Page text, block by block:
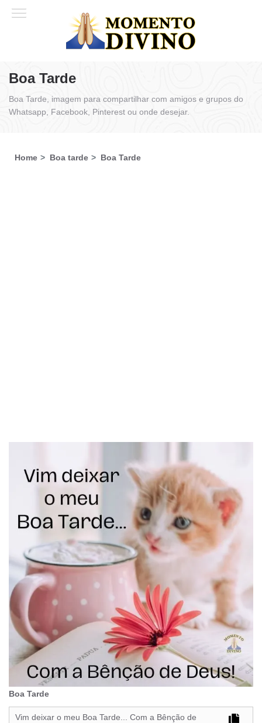
Boa Tarde
Boa Tarde, imagem para compartilhar com amigos e grupos do
Whatsapp, Facebook, Pinterest ou onde desejar.
Home Boa tarde Boa Tarde
Boa Tarde
Vim deixar o meu Boa Tarde... Com a Bênção de